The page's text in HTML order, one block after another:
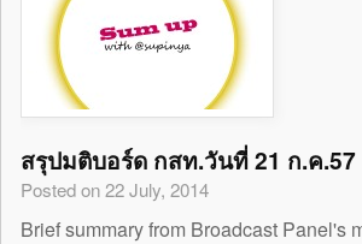
สรุปมติบอร์ด กสท.วันที่ 21 ก.ค.57
Posted on 22 July, 2014
Brief summary from Broadcast Panel's